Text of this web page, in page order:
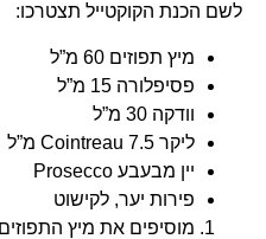
לשם הכנת הקוקטייל תצטרכו:
מיץ תפוזים 60 מ”ל
פסיפלורה 15 מ”ל
וודקה 30 מ”ל
ליקר Cointreau 7.5 מ”ל
יין מבעבע Prosecco
פירות יער, לקישוט
מוסיפים את מיץ התפוזים,